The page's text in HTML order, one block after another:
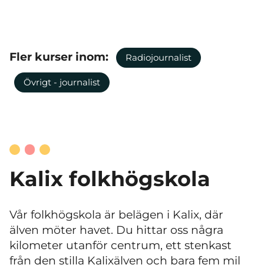
Fler kurser inom: Radiojournalist
Övrigt - journalist
Kalix folkhögskola
Vår folkhögskola är belägen i Kalix, där
älven möter havet. Du hittar oss några
kilometer utanför centrum, ett stenkast
från den stilla Kalixälven och bara fem mil